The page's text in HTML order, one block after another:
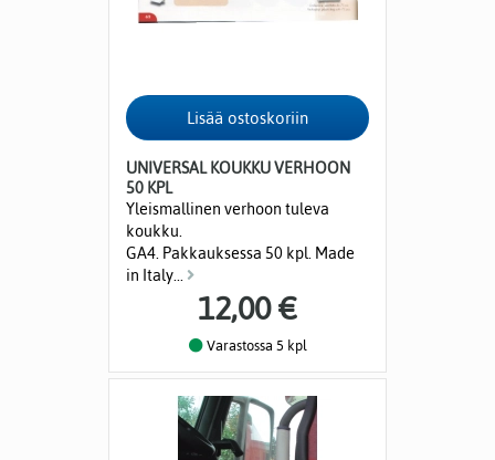
UNIVERSAL KOUKKU VERHOON
50 KPL
Yleismallinen verhoon tuleva
koukku.
GA4. Pakkauksessa 50 kpl. Made
in Italy...
12,00 €
Varastossa 5 kpl